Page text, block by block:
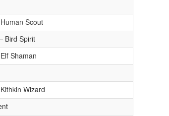
Scout
Bird Spirit
Shaman
Wizard